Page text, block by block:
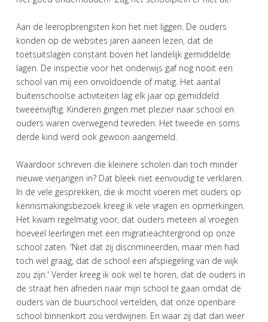
Aan de leeropbrengsten kon het niet liggen. De ouders
konden op de websites jaren aaneen lezen, dat de
toetsuitslagen constant boven het landelijk gemiddelde
lagen. De inspectie voor het onderwijs gaf nog nooit een
school van mij een onvoldoende of matig. Het aantal
buitenschoolse activiteiten lag elk jaar op gemiddeld
tweeënvijftig. Kinderen gingen met plezier naar school en
ouders waren overwegend tevreden. Het tweede en soms
derde kind werd ook gewoon aangemeld.
Waardoor schreven die kleinere scholen dan toch minder
nieuwe vierjarigen in? Dat bleek niet eenvoudig te verklaren.
In de vele gesprekken, die ik mocht voeren met ouders op
kennismakingsbezoek kreeg ik vele vragen en opmerkingen.
Het kwam regelmatig voor, dat ouders meteen al vroegen
hoeveel leerlingen met een migratieachtergrond op onze
school zaten. 'Niet dat zij discrimineerden, maar men had
toch wel graag, dat de school een afspiegeling van de wijk
zou zijn.' Verder kreeg ik ook wel te horen, dat de ouders in
de straat hen afrieden naar mijn school te gaan omdat de
ouders van de buurschool vertelden, dat onze openbare
school binnenkort zou verdwijnen. En waar zij dat dan weer